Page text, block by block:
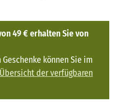
49 € erhalten Sie von
können Sie im
Übersicht der verfügbaren